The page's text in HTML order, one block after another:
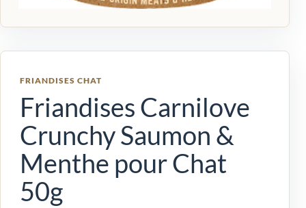
FRIANDISES CHAT
Friandises Carnilove
Crunchy Saumon &
Menthe pour Chat
50g